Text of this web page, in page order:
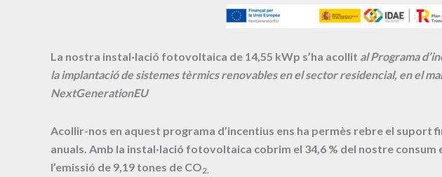
La nostra instal·lació fotovoltaica de 14,55 kWp s’ha acollit al Programa
la implantació de sistemes tèrmics renovables en el sector residencial, en el
NextGenerationEU
Acollir-nos en aquest programa d’incentius ens ha permès rebre el
anuals. Amb la instal·lació fotovoltaica cobrim el 34,6 % del nostre
l’emissió de 9,19 tones de CO2.